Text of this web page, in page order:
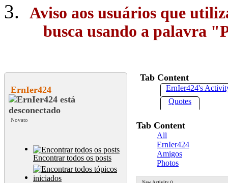
Aviso aos usuários que
busca usando a palavra
ErnIer424
Novato
Encontrar todos os posts
Tab Content
ErnIer424's
Quotes
Tab Content
All
ErnIer424
Amigos
Photos